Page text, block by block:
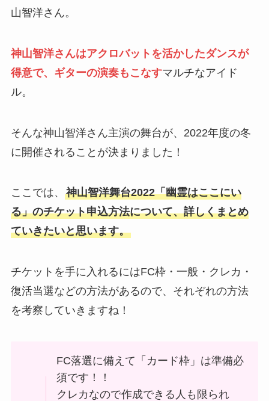
山智洋さん。
神山智洋さんはアクロバットを活かしたダンスが
得意で、ギターの演奏もこなすマルチなアイド
ル。
そんな神山智洋さん主演の舞台が、2022年度の冬
に開催されることが決まりました！
ここでは、 神山智洋舞台2022「幽霊はここにい
る」のチケット申込方法について、詳しくまとめ
ていきたいと思います。
チケットを手に入れるにはFC枠・一般・クレカ・
復活当選などの方法があるので、それぞれの方法
を考察していきますね！
FC落選に備えて「カード枠」は準備必
須です！！
クレカなので作成できる人も限られ